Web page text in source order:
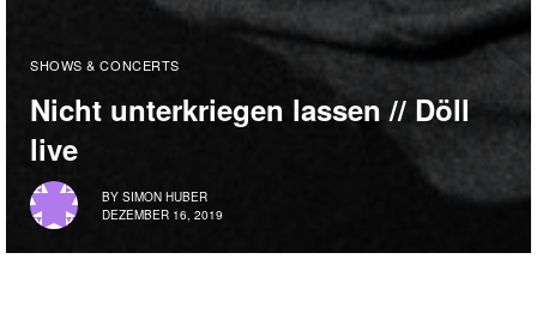
SHOWS & CONCERTS
Nicht unterkriegen lassen // Döll
live
BY SIMON HUBER
DEZEMBER 16, 2019